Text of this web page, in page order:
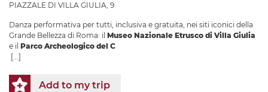
PIAZZALE DI VILLA GIULIA, 9
Danza performativa per tutti, inclusiva e gratuita, nei siti iconici della
Grande Bellezza di Roma: il Museo Nazionale Etrusco di Villa Giulia
e il Parco Archeologico del C
[...]
Add to my trip